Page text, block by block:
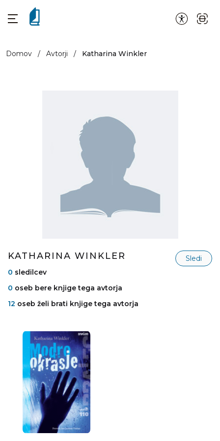
Domov / Avtorji / Katharina Winkler
KATHARINA WINKLER
Sledi
0 sledilcev
0 oseb bere knjige tega avtorja
12 oseb želi brati knjige tega avtorja